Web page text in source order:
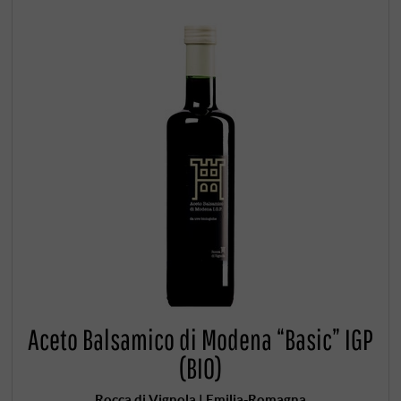
Aceto Balsamico di Modena “Basic” IGP
(BIO)